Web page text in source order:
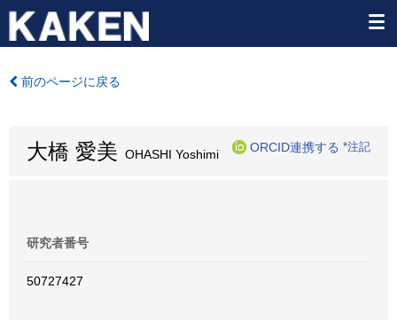
前のページに戻る
大橋 愛美 OHASHI Yoshimi
ORCID連携する *注記
研究者番号
50727427